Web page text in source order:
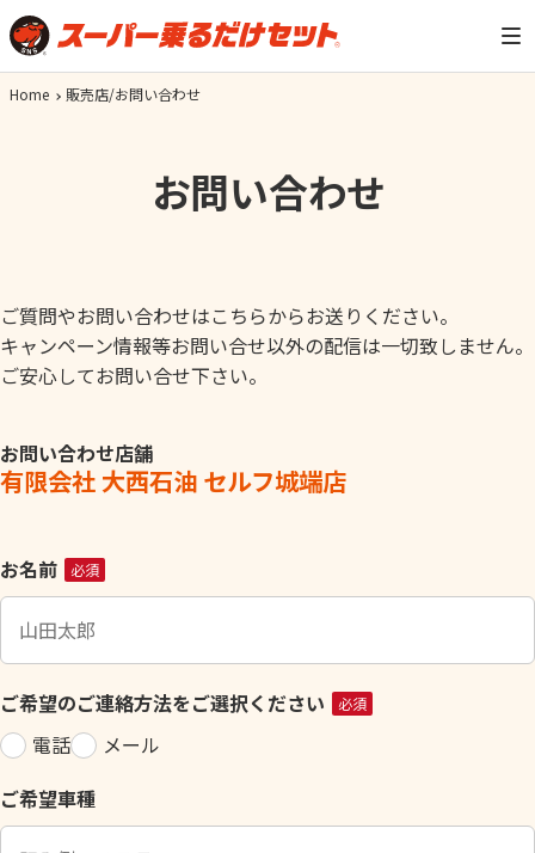
Home 販売店/お問い合わせ
お問い合わせ
ご質問やお問い合わせはこちらからお送りください。
キャンペーン情報等お問い合せ以外の配信は一切致しません。
ご安心してお問い合せ下さい。
お問い合わせ店舗
有限会社 大西石油 セルフ城端店
こ
の
ィ
ー
ル
ド
空
の
お名前 必須
ご希望のご連絡方法をご選択ください 必須
電話
メール
ご希望車種